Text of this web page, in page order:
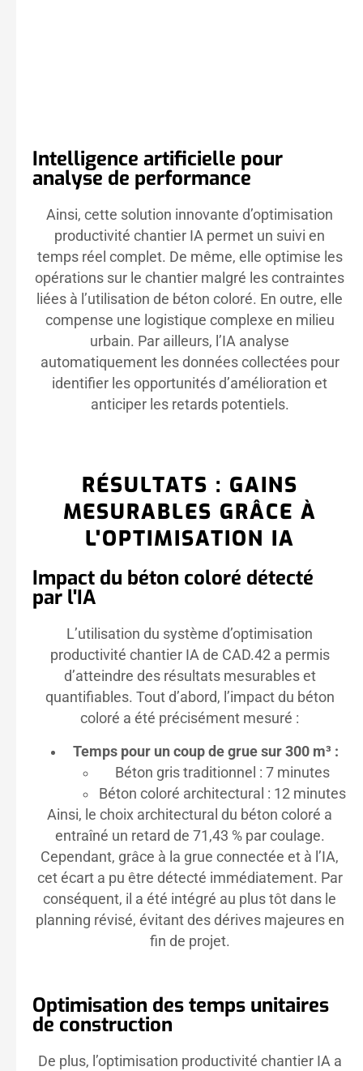
Intelligence artificielle pour
analyse de performance
Ainsi, cette solution innovante d’optimisation
productivité chantier IA permet un suivi en
temps réel complet. De même, elle optimise les
opérations sur le chantier malgré les contraintes
liées à l’utilisation de béton coloré. En outre, elle
compense une logistique complexe en milieu
urbain. Par ailleurs, l’IA analyse
automatiquement les données collectées pour
identifier les opportunités d’amélioration et
anticiper les retards potentiels.
RÉSULTATS : GAINS
MESURABLES GRÂCE À
L'OPTIMISATION IA
Impact du béton coloré détecté
par l'IA
L’utilisation du système d’optimisation
productivité chantier IA de CAD.42 a permis
d’atteindre des résultats mesurables et
quantifiables. Tout d’abord, l’impact du béton
coloré a été précisément mesuré :
Temps pour un coup de grue sur 300 m³ :
Béton gris traditionnel : 7 minutes
Béton coloré architectural : 12 minutes
Ainsi, le choix architectural du béton coloré a
entraîné un retard de 71,43 % par coulage.
Cependant, grâce à la grue connectée et à l’IA,
cet écart a pu être détecté immédiatement. Par
conséquent, il a été intégré au plus tôt dans le
planning révisé, évitant des dérives majeures en
fin de projet.
Optimisation des temps unitaires
de construction
De plus, l’optimisation productivité chantier IA a